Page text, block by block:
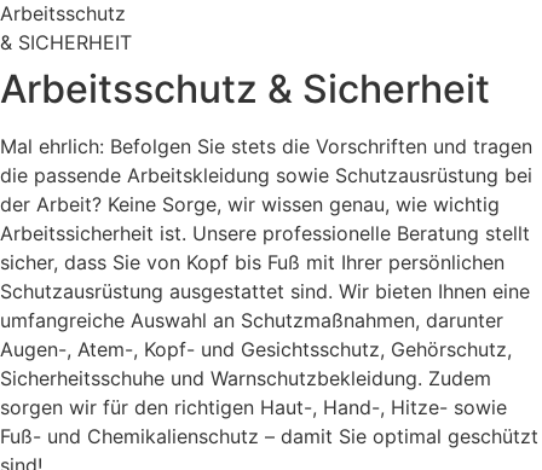
Arbeitsschutz
& SICHERHEIT
Arbeitsschutz & Sicherheit
Mal ehrlich: Befolgen Sie stets die Vorschriften und tragen
die passende Arbeitskleidung sowie Schutzausrüstung bei
der Arbeit? Keine Sorge, wir wissen genau, wie wichtig
Arbeitssicherheit ist. Unsere professionelle Beratung stellt
sicher, dass Sie von Kopf bis Fuß mit Ihrer persönlichen
Schutzausrüstung ausgestattet sind. Wir bieten Ihnen eine
umfangreiche Auswahl an Schutzmaßnahmen, darunter
Augen-, Atem-, Kopf- und Gesichtsschutz, Gehörschutz,
Sicherheitsschuhe und Warnschutzbekleidung. Zudem
sorgen wir für den richtigen Haut-, Hand-, Hitze- sowie
Fuß- und Chemikalienschutz – damit Sie optimal geschützt
sind!